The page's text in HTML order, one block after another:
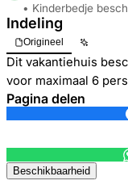
• Kinderbedje
Indeling
Origineel
Dit vakantiehuis
voor maximaal 6
Pagina delen
Beschikbaarheid